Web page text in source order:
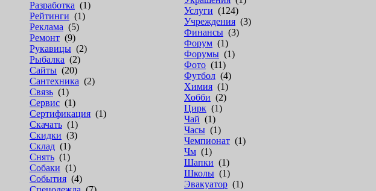
Разработка (1)
Рейтинги (1)
Реклама (5)
Ремонт (9)
Рукавицы (2)
Рыбалка (2)
Сайты (20)
Сантехника (2)
Связь (1)
Сервис (1)
Сертификация (1)
Скачать (1)
Скидки (3)
Склад (1)
Снять (1)
Собаки (1)
События (4)
Услуги (124)
Учреждения (3)
Финансы (3)
Форум (1)
Форумы (1)
Фото (11)
Футбол (4)
Химия (1)
Хобби (2)
Цирк (1)
Чай (1)
Часы (1)
Чемпионат (1)
Чм (1)
Шапки (1)
Школы (1)
Эвакуатор (1)